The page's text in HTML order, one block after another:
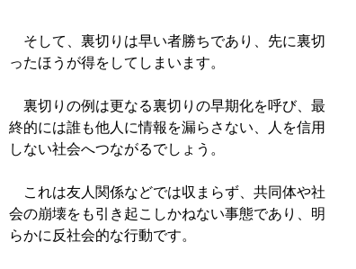
そして、裏切りは早い者勝ちであり、先に裏切
ったほうが得をしてしまいます。
裏切りの例は更なる裏切りの早期化を呼び、最
終的には誰も他人に情報を漏らさない、人を信用
しない社会へつながるでしょう。
これは友人関係などでは収まらず、共同体や社
会の崩壊をも引き起こしかねない事態であり、明
らかに反社会的な行動です。